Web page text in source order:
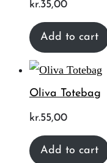
kr.35,00
Add to cart
Oliva Totebag
kr.55,00
Add to cart